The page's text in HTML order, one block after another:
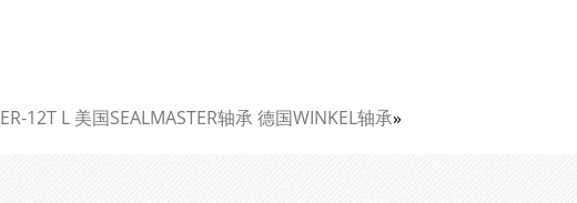
ER-12T L 美国SEALMASTER轴承 德国WINKEL轴承»